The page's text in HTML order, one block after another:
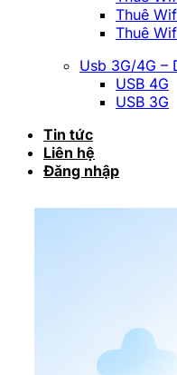
Thuê
Thuê
Usb 3G/4G –
USB 4G
USB 3G
Tin tức
Liên hệ
Đăng nhập